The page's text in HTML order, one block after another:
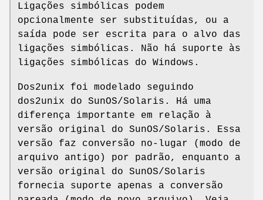
Ligações simbólicas podem
opcionalmente ser substituídas, ou a
saída pode ser escrita para o alvo das
ligações simbólicas. Não há suporte às
ligações simbólicas do Windows.
Dos2unix foi modelado seguindo
dos2unix do SunOS/Solaris. Há uma
diferença importante em relação à
versão original do SunOS/Solaris. Essa
versão faz conversão no-lugar (modo de
arquivo antigo) por padrão, enquanto a
versão original do SunOS/Solaris
fornecia suporte apenas a conversão